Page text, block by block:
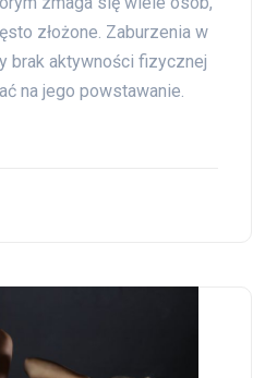
złożone. Zaburzenia w
brak aktywności fizycznej
na jego powstawanie.